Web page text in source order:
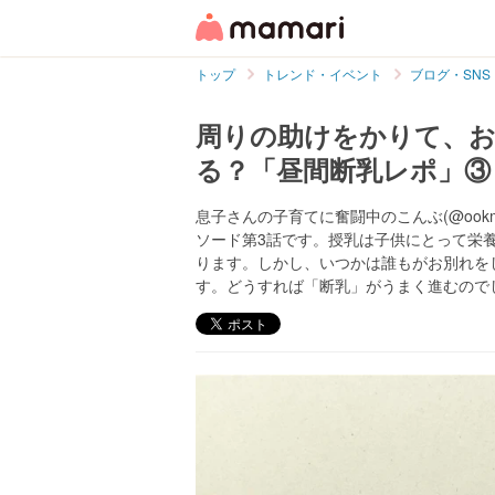
トップ トレンド・イベント ブログ・SNS
周りの助けをかりて、
る？「昼間断乳レポ」③
息子さんの子育てに奮闘中のこんぶ
ソード第3話です。授乳は子供にとって栄
ります。しかし、いつかは誰もがお別れ
す。どうすれば「断乳」がうまく進むの